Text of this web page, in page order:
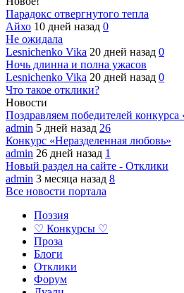
Парадокс отвергнутого тепла
Айхо 10 дней назад 0
Не ожидала
Lesnichenko Vika 20 дней назад 0
Ночь длинна и полна ужасов
Lesnichenko Vika 20 дней назад 0
Что такое отклики?
Новости
Поздравляем победителей
admin 5 дней назад 26
Конкурс «Неразделенная любовь»
admin 26 дней назад 1
Новый раздел на сайте - Отклики
admin 3 месяца назад 8
Все новости портала
Поэзия
♡ Конкурсы ♡
Проза
Блоги
Отклики
Форум